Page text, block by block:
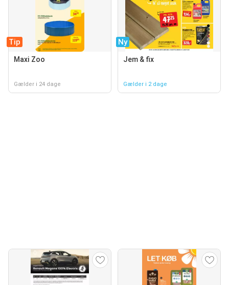
Tip
Maxi Zoo
Gælder i 24 dage
Ny
Jem & fix
Gælder i 2 dage